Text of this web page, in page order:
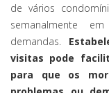
de vários
semanalmente
demandas.
visitas pode
para que os